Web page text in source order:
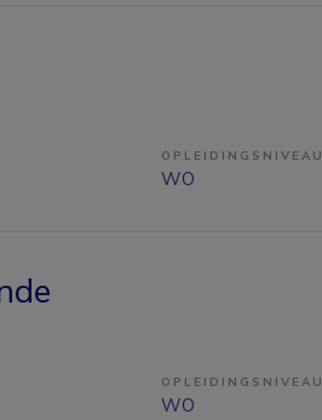
OPLEIDINGSNIVEAU
WO
OPLEIDINGSNIVEAU
WO